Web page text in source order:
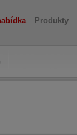
Produkty